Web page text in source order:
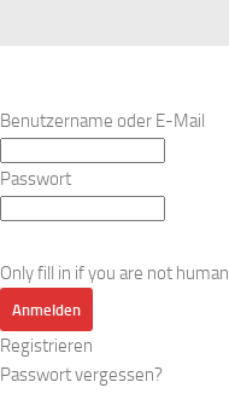
Benutzername oder E-Mail
Passwort
Only fill in if you are not human
Registrieren
Passwort vergessen?